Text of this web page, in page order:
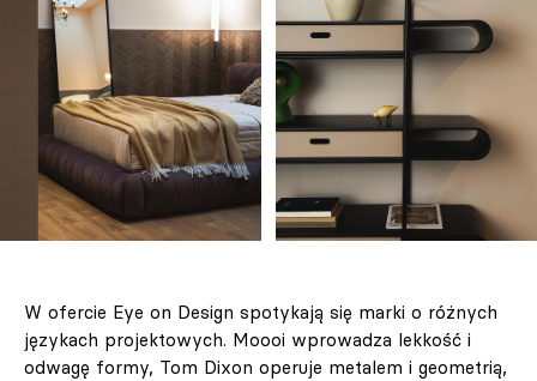
W ofercie Eye on Design spotykają się marki o różnych
językach projektowych. Moooi wprowadza lekkość i
odwagę formy, Tom Dixon operuje metalem i geometrią,